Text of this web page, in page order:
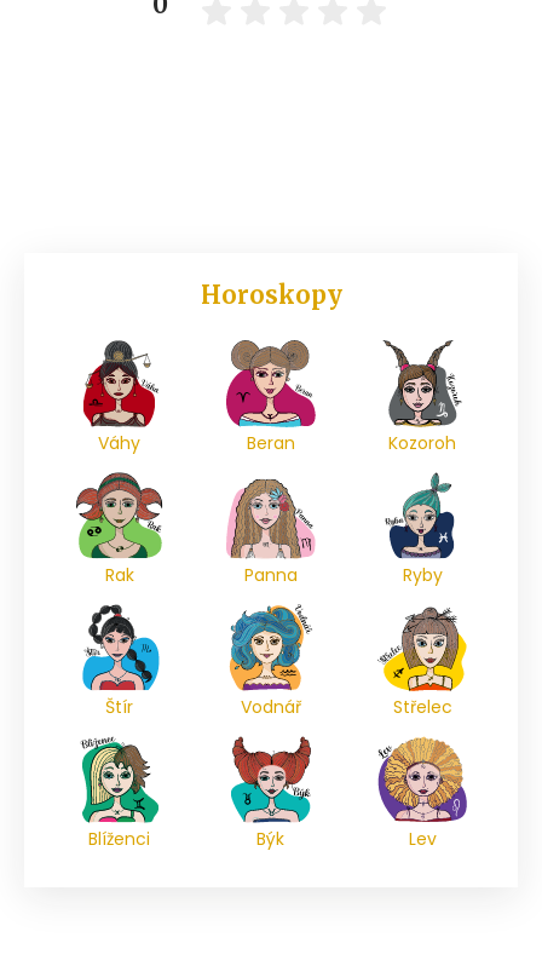
Horoskopy
Váhy Beran Kozoroh
Rak Panna Ryby
Štír Vodnář Střelec
Blíženci Býk Lev